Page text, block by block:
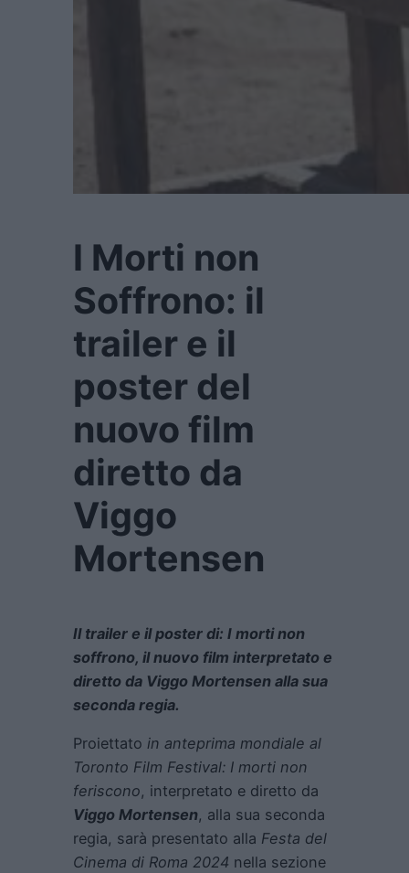
I Morti non
Soffrono: il
trailer e il
poster del
nuovo film
diretto da
Viggo
Mortensen
Il trailer e il poster di: I morti non
soffrono, il nuovo film interpretato e
diretto da Viggo Mortensen alla sua
seconda regia.
Proiettato in anteprima mondiale al
Toronto Film Festival: I morti non
feriscono, interpretato e diretto da
Viggo Mortensen, alla sua seconda
regia, sarà presentato alla Festa del
Cinema di Roma 2024 nella sezione